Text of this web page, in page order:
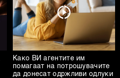
Како ВИ агентите им
помагаат на потрошувачите
да донесат одржливи одлуки